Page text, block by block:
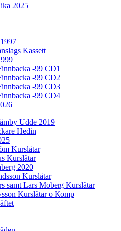
2025
Kassett
-99 CD1
-99 CD2
-99 CD3
-99 CD4
Udde 2019
Hedin
Kurslåtar
Kurslåtar
2020
Kurslåtar
samt Lars Moberg Kurslåtar
Kurslåtar o Komp